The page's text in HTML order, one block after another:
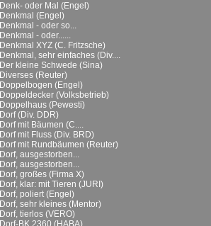
Denk- oder Mal (Engel)
Denkmal (Engel)
Denkmal - oder so...
Denkmal - oder......
Denkmal XYZ (C. Fritzsche)
Denkmal, sehr einfaches (Div....
Der kleine Schwede (Sina)
Diverses (Reuter)
Doppelbogen (Engel)
Doppeldecker (Volksbetrieb)
Doppelhaus (Pewesti)
Dorf (Div. DDR)
Dorf mit Bäumen (C....
Dorf mit Fluss (Div. BRD)
Dorf mit Rundbäumen (Reuter)
Dorf, ausgestorben...
Dorf, ausgestorben...
Dorf, großes (Firma X)
Dorf, klar: mit Tieren (JURI)
Dorf, poliert (Engel)
Dorf, sehr kleines (Mentor)
Dorf, tierlos (VERO)
Dorf-BK 2360 (HABA)